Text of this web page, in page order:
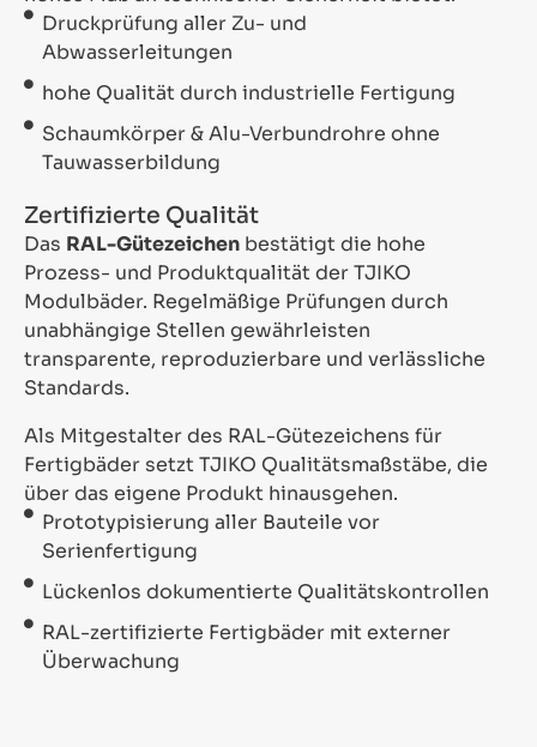
Druckprüfung aller Zu- und
Abwasserleitungen
hohe Qualität durch industrielle Fertigung
Schaumkörper & Alu-Verbundrohre ohne
Tauwasserbildung
Zertifizierte Qualität
Das RAL-Gütezeichen bestätigt die hohe
Prozess- und Produktqualität der TJIKO
Modulbäder. Regelmäßige Prüfungen durch
unabhängige Stellen gewährleisten
transparente, reproduzierbare und verlässliche
Standards.
Als Mitgestalter des RAL-Gütezeichens für
Fertigbäder setzt TJIKO Qualitätsmaßstäbe, die
über das eigene Produkt hinausgehen.
Prototypisierung aller Bauteile vor
Serienfertigung
Lückenlos dokumentierte Qualitätskontrollen
RAL-zertifizierte Fertigbäder mit externer
Überwachung